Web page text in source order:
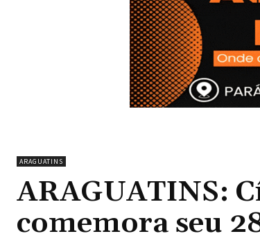
ARAGUATINS
ARAGUATINS:
comemora seu